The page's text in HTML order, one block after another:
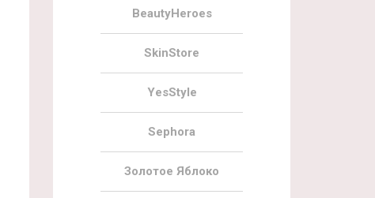
BeautyHeroes
SkinStore
YesStyle
Sephora
Золотое Яблоко